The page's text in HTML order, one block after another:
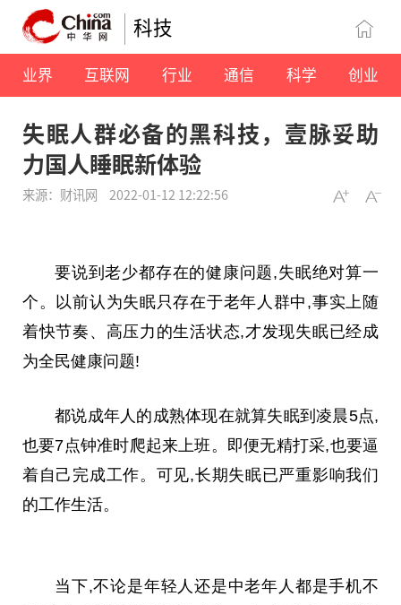
科技
业界 互联网 行业 通信 科学 创业
失眠人群必备的黑科技，壹脉妥助
力国人睡眠新体验
来源：财讯网 2022-01-12 12:22:56
要说到老少都存在的健康问题,失眠绝对算一
个。以前认为失眠只存在于老年人群中,事实上随
着快节奏、高压力的生活状态,才发现失眠已经成
为全民健康问题!
都说成年人的成熟体现在就算失眠到凌晨5点,
也要7点钟准时爬起来上班。即便无精打采,也要逼
着自己完成工作。可见,长期失眠已严重影响我们
的工作生活。
当下,不论是年轻人还是中老年人都是手机不